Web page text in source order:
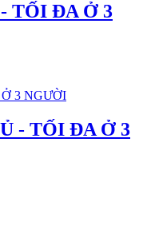
TỐI ĐA Ở 3
- TỐI ĐA Ở 3